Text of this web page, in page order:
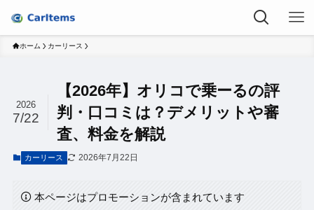
ホーム カーリース
【2026年】オリコで乗ーるの評
判・口コミは？デメリットや審
査、料金を解説
2026
7/22
カーリース 2026年7月22日
本ページはプロモーションが含まれています